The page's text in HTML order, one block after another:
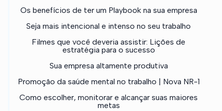
Os benefícios de ter um Playbook na sua empresa
Seja mais intencional e intenso no seu trabalho
Filmes que você deveria assistir: Lições de
estratégia para o sucesso
Sua empresa altamente produtiva
Promoção da saúde mental no trabalho | Nova NR-1
Como escolher, monitorar e alcançar suas maiores
metas